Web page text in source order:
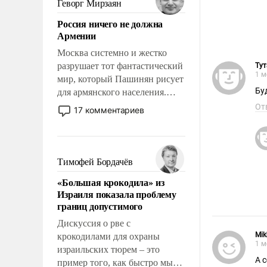
означает многолетний период
уязвимости США, например,
перед Китаем.
Геворг Мирзаян
Россия ничего не должна
Армении
Москва системно и жестко
разрушает тот фантастический
мир, который Пашинян рисует
для армянского населения.
Мир, где политические
прожекты будут безусловно
налогоплательщиков и где
Еревану за свои поступки не
нужно отвечать.
17 комментариев
Тимофей Бордачёв
«Большая крокодила» из
Израиля показала проблему
границ допустимого
Дискуссия о рве с
крокодилами для охраны
израильских тюрем – это
пример того, как быстро мы
1
1
А